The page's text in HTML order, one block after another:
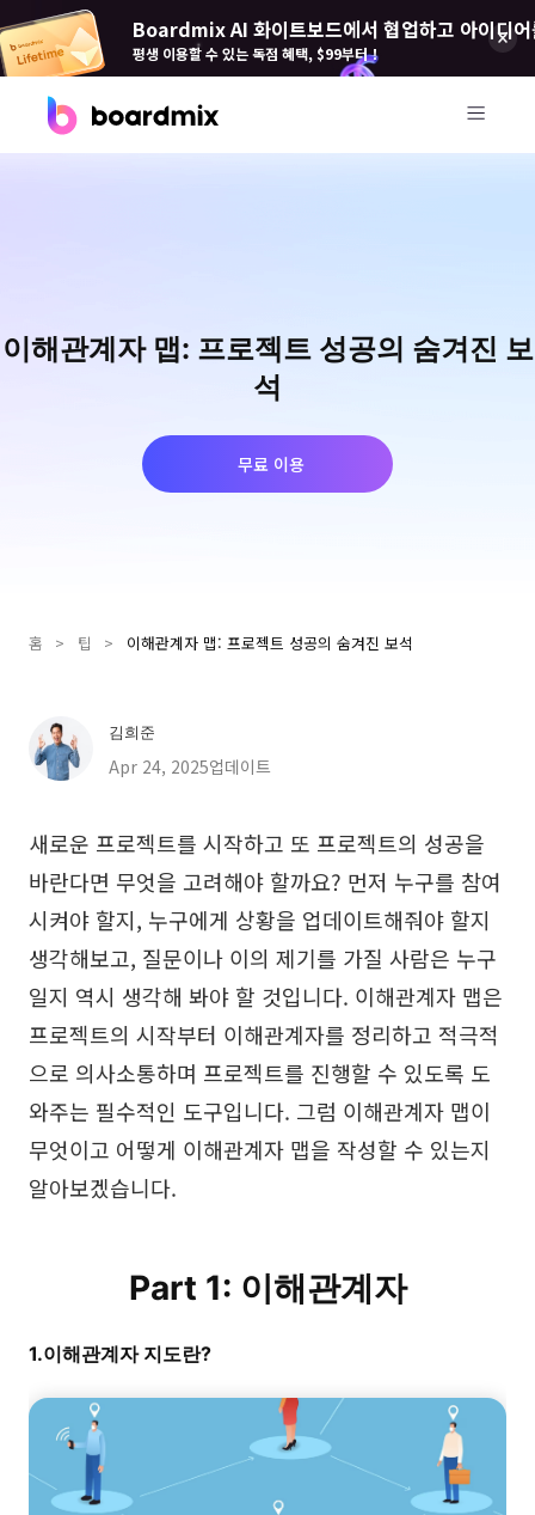
Boardmix AI 화이트보드에서 협업하고 아이디
평생 이용할 수 있는 독점 혜택, $99부터！
Boardmix 개발자 플랫폼
Pixso(픽소)
솔루션
마인드맵
ER 다이어그램
UML 다이어그램
조직도
SMART 목표 설정
비즈니스 모델 캔버스
사용자 여정 지도
아키텍처 다이어그램
워크플로우
스크럼 도구
브레인스토밍
팀 협업
리서치 및 분석
제품 기획
창의성 & 다이어그램
AI 마인드맵
이해관계자 맵: 프로젝트 성공의 숨겨진 보
석
무료 이용
홈 > 팁 > 이해관계자 맵: 프로젝트 성공의 숨겨진 보석
김희준
Apr 24, 2025업데이트
새로운 프로젝트를 시작하고 또 프로젝트의 성공을
바란다면 무엇을 고려해야 할까요? 먼저 누구를 참여
시켜야 할지, 누구에게 상황을 업데이트해줘야 할지
생각해보고, 질문이나 이의 제기를 가질 사람은 누구
일지 역시 생각해 봐야 할 것입니다. 이해관계자 맵은
프로젝트의 시작부터 이해관계자를 정리하고 적극적
으로 의사소통하며 프로젝트를 진행할 수 있도록 도
와주는 필수적인 도구입니다. 그럼 이해관계자 맵이
무엇이고 어떻게 이해관계자 맵을 작성할 수 있는지
알아보겠습니다.
Part 1: 이해관계자
1.이해관계자 지도란?